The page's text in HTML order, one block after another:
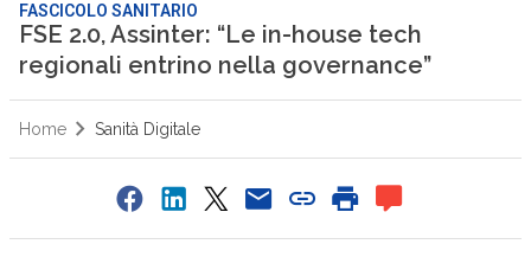
FASCICOLO SANITARIO
FSE 2.0, Assinter: “Le in-house tech
regionali entrino nella governance”
Home Sanità Digitale